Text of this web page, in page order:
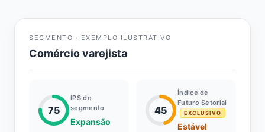
SEGMENTO · EXEMPLO ILUSTRATIVO
Comércio varejista
75
IPS do
segmento
Expansão
45
Índice de
Futuro Setorial
EXCLUSIVO
Estável